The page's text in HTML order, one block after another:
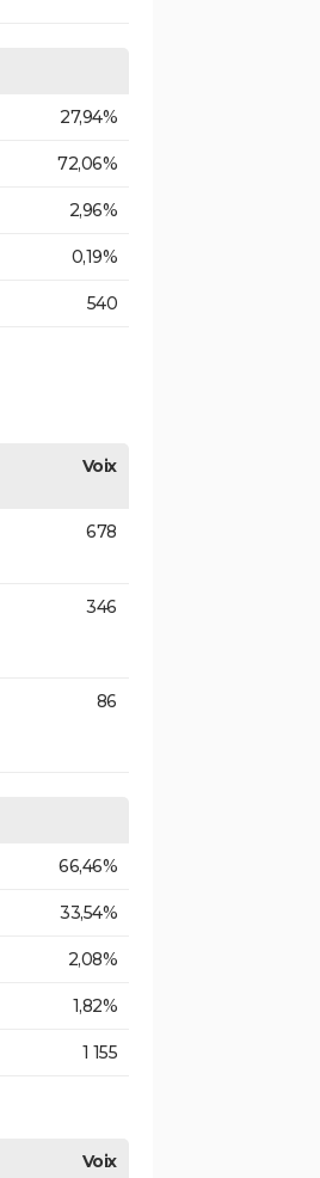
27,94%
72,06%
2,96%
0,19%
540
Voix
678
346
86
66,46%
33,54%
2,08%
1,82%
1 155
Voix